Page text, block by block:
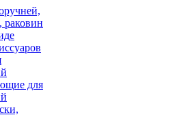
раковин
для